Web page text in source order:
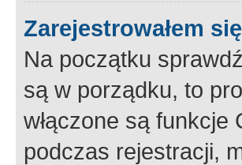
Zarejestrowałem
Na początku
są w porządku, to
włączone są funkcje
podczas rejestracji,